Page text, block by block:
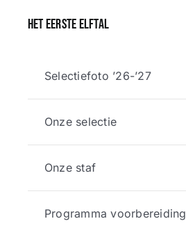
Het eerste elftal
Selectiefoto ’26-’27
Onze selectie
Onze staf
Programma voorbereiding